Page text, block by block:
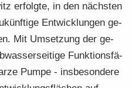
er­folg­te, in den nächs­ten
Ent­wick­lun­gen ge­
Mit Um­set­zung der ge­
Funk­ti­ons­fä­
Pumpe - ins­be­son­de­re